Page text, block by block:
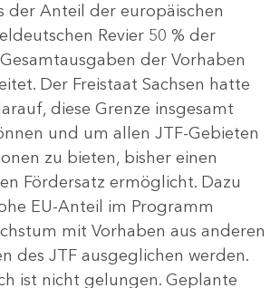
der Anteil der europäischen
Revier 50 % der
der Vorhaben
Der Freistaat Sachsen hatte
diese Grenze insgesamt
und um allen JTF-Gebieten
zu bieten, bisher einen
Fördersatz ermöglicht. Dazu
EU-Anteil im Programm
mit Vorhaben aus anderen
des JTF ausgeglichen werden.
ist nicht gelungen. Geplante